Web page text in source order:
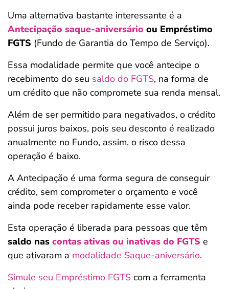
Uma alternativa bastante interessante é a
Antecipação saque-aniversário ou Empréstimo
FGTS (Fundo de Garantia do Tempo de Serviço).
Essa modalidade permite que você antecipe o
recebimento do seu saldo do FGTS, na forma de
um crédito que não compromete sua renda mensal.
Além de ser permitido para negativados, o crédito
possui juros baixos, pois seu desconto é realizado
anualmente no Fundo, assim, o risco dessa
operação é baixo.
A Antecipação é uma forma segura de conseguir
crédito, sem comprometer o orçamento e você
ainda pode receber rapidamente esse valor.
Esta operação é liberada para pessoas que têm
saldo nas contas ativas ou inativas do FGTS e
que ativaram a modalidade Saque-aniversário.
Simule seu Empréstimo FGTS com a ferramenta